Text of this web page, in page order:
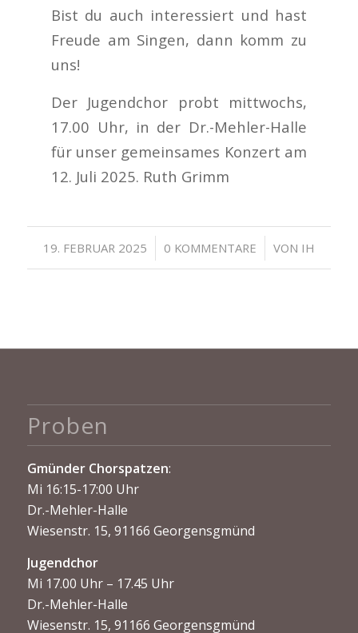
Bist du auch interessiert und hast
Freude am Singen, dann komm zu
uns!
Der Jugendchor probt mittwochs,
17.00 Uhr, in der Dr.-Mehler-Halle
für unser gemeinsames Konzert am
12. Juli 2025. Ruth Grimm
19. FEBRUAR 2025
/ 0 KOMMENTARE
/ VON IH
Proben
Gmünder Chorspatzen:
Mi 16:15-17:00 Uhr
Dr.-Mehler-Halle
Wiesenstr. 15, 91166 Georgensgmünd
Jugendchor
Mi 17.00 Uhr – 17.45 Uhr
Dr.-Mehler-Halle
Wiesenstr. 15, 91166 Georgensgmünd